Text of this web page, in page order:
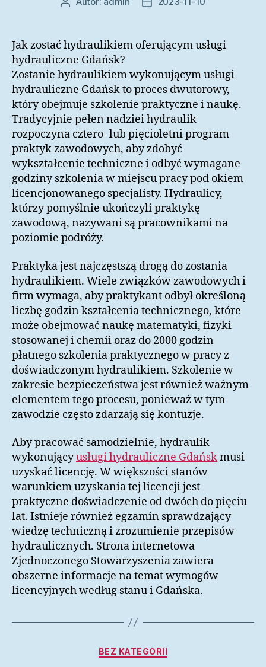
Autor
Data
Jak zostać hydraulikiem oferującym usługi
hydrauliczne Gdańsk?
Zostanie hydraulikiem wykonującym usługi
hydrauliczne Gdańsk to proces dwutorowy,
który obejmuje szkolenie praktyczne i naukę.
Tradycyjnie pełen nadziei hydraulik
rozpoczyna cztero- lub pięcioletni program
praktyk zawodowych, aby zdobyć
wykształcenie techniczne i odbyć wymagane
godziny szkolenia w miejscu pracy pod okiem
licencjonowanego specjalisty. Hydraulicy,
którzy pomyślnie ukończyli praktykę
zawodową, nazywani są pracownikami na
poziomie podróży.
Praktyka jest najczęstszą drogą do zostania
hydraulikiem. Wiele związków zawodowych i
firm wymaga, aby praktykant odbył określoną
liczbę godzin kształcenia technicznego, które
może obejmować naukę matematyki, fizyki
stosowanej i chemii oraz do 2000 godzin
płatnego szkolenia praktycznego w pracy z
doświadczonym hydraulikiem. Szkolenie w
zakresie bezpieczeństwa jest również ważnym
elementem tego procesu, ponieważ w tym
zawodzie często zdarzają się kontuzje.
Aby pracować samodzielnie, hydraulik
wykonującyusługi hydrauliczne Gdańskmusi
uzyskać licencję. W większości stanów
warunkiem uzyskania tej licencji jest
praktyczne doświadczenie od dwóch do pięciu
lat. Istnieje również egzamin sprawdzający
wiedzę techniczną i zrozumienie przepisów
hydraulicznych. Strona internetowa
Zjednoczonego Stowarzyszenia zawiera
obszerne informacje na temat wymogów
licencyjnych według stanu i Gdańska.
Kategorie
BEZ KATEGORII